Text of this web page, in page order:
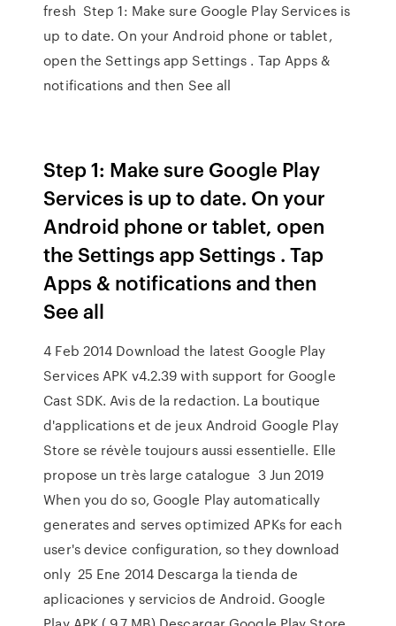
fresh Step 1: Make sure Google Play Services is
up to date. On your Android phone or tablet,
open the Settings app Settings . Tap Apps &
notifications and then See all
Step 1: Make sure Google Play
Services is up to date. On your
Android phone or tablet, open
the Settings app Settings . Tap
Apps & notifications and then
See all
4 Feb 2014 Download the latest Google Play
Services APK v4.2.39 with support for Google
Cast SDK. Avis de la redaction. La boutique
d'applications et de jeux Android Google Play
Store se révèle toujours aussi essentielle. Elle
propose un très large catalogue 3 Jun 2019
When you do so, Google Play automatically
generates and serves optimized APKs for each
user's device configuration, so they download
only 25 Ene 2014 Descarga la tienda de
aplicaciones y servicios de Android. Google